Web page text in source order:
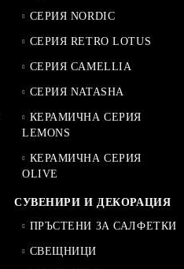
СЕРИЯ NORDIC
СЕРИЯ RETRO LOTUS
СЕРИЯ CAMELLIA
СЕРИЯ NATASHA
КЕРАМИЧНА СЕРИЯ
LEMONS
КЕРАМИЧНА СЕРИЯ
OLIVE
СУВЕНИРИ И ДЕКОРАЦИЯ
ПРЪСТЕНИ ЗА САЛФЕТКИ
СВЕЩНИЦИ